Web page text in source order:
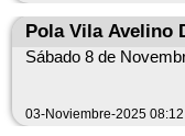
Pola Vila Avelino
Sábado 8 de
03-Noviembre-2025 08:12